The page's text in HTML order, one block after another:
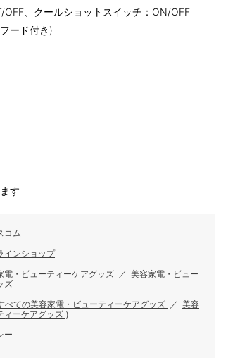
OFF、クールショットスイッチ：ON/OFF
ード付き)
す
コム
インショップ
電・ビューティーケアグッズ ／ 美容家電・ビュー
ズ
べての美容家電・ビューティーケアグッズ ／ 美容
ィーケアグッズ )
ー